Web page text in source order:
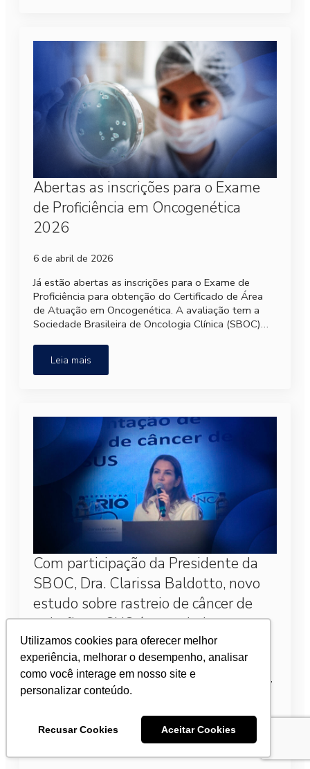
Utilizamos cookies para oferecer melhor
experiência, melhorar o desempenho, analisar
como você interage em nosso site e
personalizar conteúdo.
Recusar Cookies Aceitar Cookies
Abertas as inscrições para o Exame
de Proficiência em Oncogenética
2026
6 de abril de 2026
Já estão abertas as inscrições para o Exame de
Proficiência para obtenção do Certificado de Área
de Atuação em Oncogenética. A avaliação tem a
Sociedade Brasileira de Oncologia Clínica (SBOC)…
Leia mais
Com participação da Presidente da
SBOC, Dra. Clarissa Baldotto, novo
estudo sobre rastreio de câncer de
pulmão no SUS é anunciado
1 de abril de 2026
Ela defendeu a integração de esforços entre ciência,
políticas públicas e prática clínica como caminho